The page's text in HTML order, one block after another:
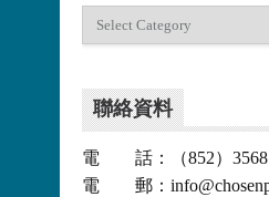
分
聯絡資料
電 話：（852）3568
電 郵：